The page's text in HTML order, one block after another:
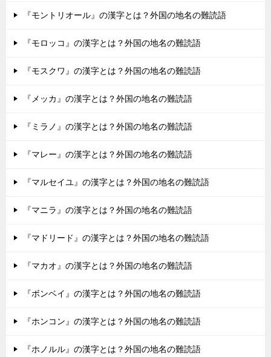
『モントリオール』の漢字とは？外国の地名の難読語
『モロッコ』の漢字とは？外国の地名の難読語
『モスクワ』の漢字とは？外国の地名の難読語
『メッカ』の漢字とは？外国の地名の難読語
『ミラノ』の漢字とは？外国の地名の難読語
『マレー』の漢字とは？外国の地名の難読語
『マルセイユ』の漢字とは？外国の地名の難読語
『マニラ』の漢字とは？外国の地名の難読語
『マドリード』の漢字とは？外国の地名の難読語
『マカオ』の漢字とは？外国の地名の難読語
『ボンベイ』の漢字とは？外国の地名の難読語
『ホンコン』の漢字とは？外国の地名の難読語
『ホノルル』の漢字とは？外国の地名の難読語